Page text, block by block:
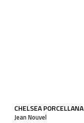
CHELSEA PORCELLANA
Jean Nouvel